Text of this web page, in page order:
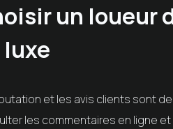
un loueur
luxe
et les avis clients sont
les commentaires en ligne